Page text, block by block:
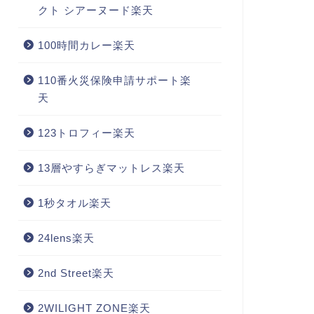
クト シアーヌード楽天
100時間カレー楽天
110番火災保険申請サポート楽
天
123トロフィー楽天
13層やすらぎマットレス楽天
1秒タオル楽天
24lens楽天
2nd Street楽天
2WILIGHT ZONE楽天